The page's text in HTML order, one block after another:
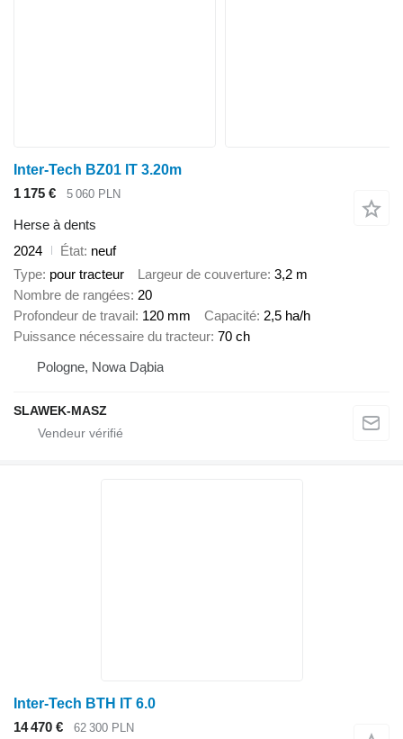
Inter-Tech BZ01 IT 3.20m
1 175 €
5 060 PLN
Herse à dents
2024
État neuf
Type pour tracteur Largeur de couverture 3,2 m
Nombre de rangées 20
Profondeur de travail 120 mm Capacité 2,5 ha/h
Puissance nécessaire du tracteur 70 ch
Pologne, Nowa Dąbia
SLAWEK-MASZ
Inter-Tech BTH IT 6.0
14 470 €
62 300 PLN